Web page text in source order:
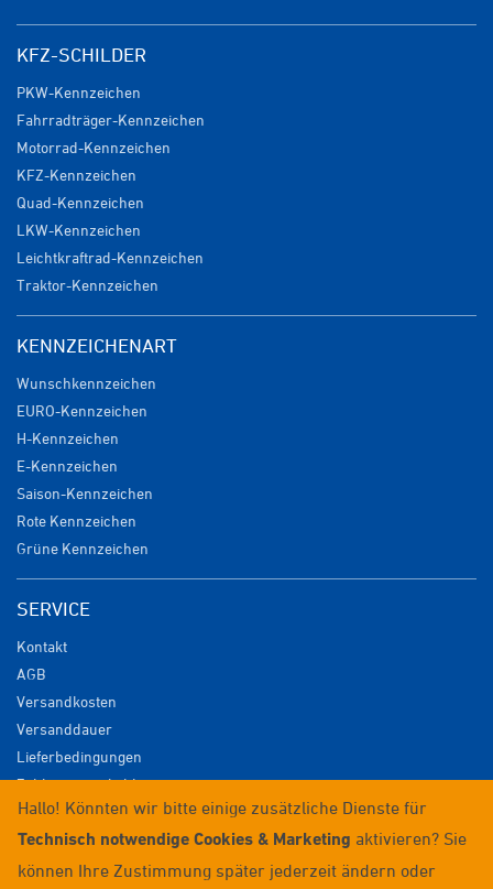
KFZ-SCHILDER
PKW-Kennzeichen
Fahrradträger-Kennzeichen
Motorrad-Kennzeichen
KFZ-Kennzeichen
Quad-Kennzeichen
LKW-Kennzeichen
Leichtkraftrad-Kennzeichen
Traktor-Kennzeichen
KENNZEICHENART
Wunschkennzeichen
EURO-Kennzeichen
H-Kennzeichen
E-Kennzeichen
Saison-Kennzeichen
Rote Kennzeichen
Grüne Kennzeichen
SERVICE
Kontakt
AGB
Versandkosten
Versanddauer
Lieferbedingungen
Zahlungsmöglichkeiten
Datenschutz
Impressum
Widerrufsrecht
Hallo! Könnten wir bitte einige zusätzliche Dienste für
Technisch notwendige Cookies & Marketing aktivieren? Sie
können Ihre Zustimmung später jederzeit ändern oder